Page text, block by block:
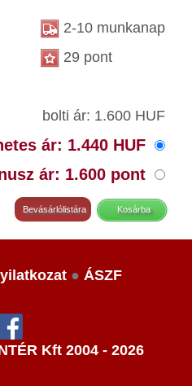
2-10 munkanap
29 pont
bolti ár: 1.600 HUF
ár: 1.440 HUF
ár: 1.600 pont
● ÁSZF
Kft 2004 - 2026